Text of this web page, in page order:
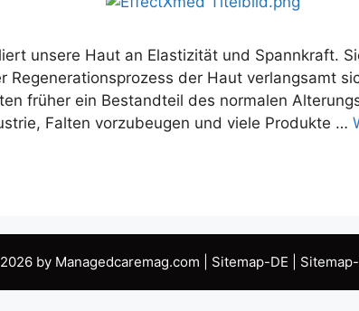
unsere Haut an Elastizität und Spannkraft.
Regenerationsprozess der Haut verlangsamt
früher ein Bestandteil des normalen
Falten vorzubeugen und viele Produkte …
by Managedcaremag.com | Sitemap-DE